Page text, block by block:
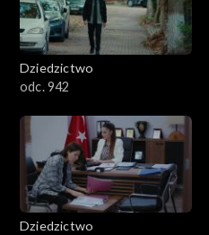
Dziedzictwo
odc. 942
Dziedzictwo